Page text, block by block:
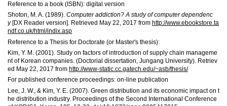
Reference to a book (ISBN): digital version
Shoton, M. A. (1989). Computer addiction? A study of computer dependenc
y [DX Reader version]. Retrieved May 22, 2017 from http://www.ebookstore.ta
ndf.co.uk/html/indix.asp
Reference to a Thesis for Doctorate (or Master's thesis):
Kim, Y. M. (2001). Study on factors of introduction of supply chain manageme
nt of Korean companies. (Doctorial dissertation, Jungang University). Retriev
ed May 22, 2017 from http://www-static.cc.gatech.edu/~asb/thesis/
For published conference proceedings: on-line publication
Lee, J. W., & Kim, Y. E. (2007). Green distribution and its economic impact on t
he distribution industry. Proceedings of the Second International Conference